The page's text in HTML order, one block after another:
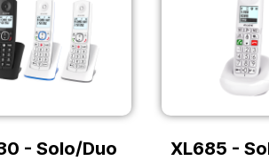
- Solo/Duo XL685 -